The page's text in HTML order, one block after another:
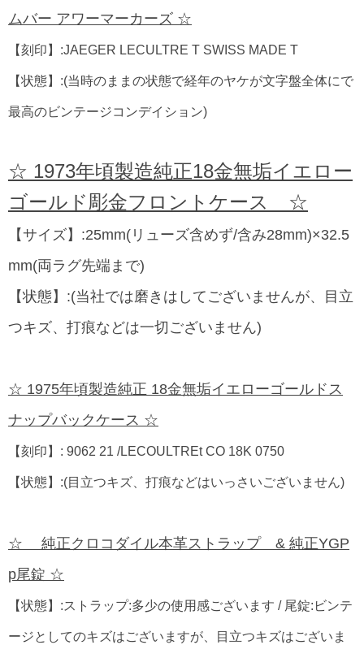
ムバー アワーマーカーズ ☆
【刻印】:JAEGER LECULTRE T SWISS MADE T
【状態】:(当時のままの状態で経年のヤケが文字盤全体にで
最高のビンテージコンデイション)
☆ 1973年頃製造純正18金無垢イエロー
ゴールド彫金フロントケース ☆
【サイズ】:25mm(リューズ含めず/含み28mm)×32.5
mm(両ラグ先端まで)
【状態】:(当社では磨きはしてございませんが、目立
つキズ、打痕などは一切ございません)
☆ 1975年頃製造純正 18金無垢イエローゴールドス
ナップバックケース ☆
【刻印】: 9062 21 /LECOULTREt CO 18K 0750
【状態】:(目立つキズ、打痕などはいっさいございません)
☆ 純正クロコダイル本革ストラップ & 純正YGP
p尾錠 ☆
【状態】:ストラップ:多少の使用感ございます / 尾錠:ビンテ
ージとしてのキズはございますが、目立つキズはございま